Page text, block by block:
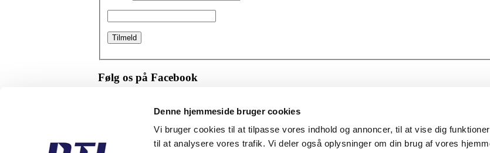
Denne hjemmeside bruger cookies
Vi bruger cookies til at tilpasse vores indhold og annoncer, til at vise dig
til at analysere vores trafik. Vi deler også oplysninger om din brug af vores
Følg os på Facebook